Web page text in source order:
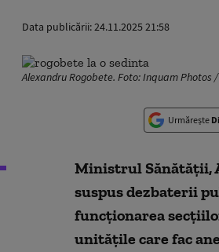
Data publicării:24.11.2025 21:58
Alexandru Rogobete. Foto: Inquam Photos
Urmărește
Ministrul Sănătăţii,
suspus dezbaterii
funcţionarea
unităţile care fac